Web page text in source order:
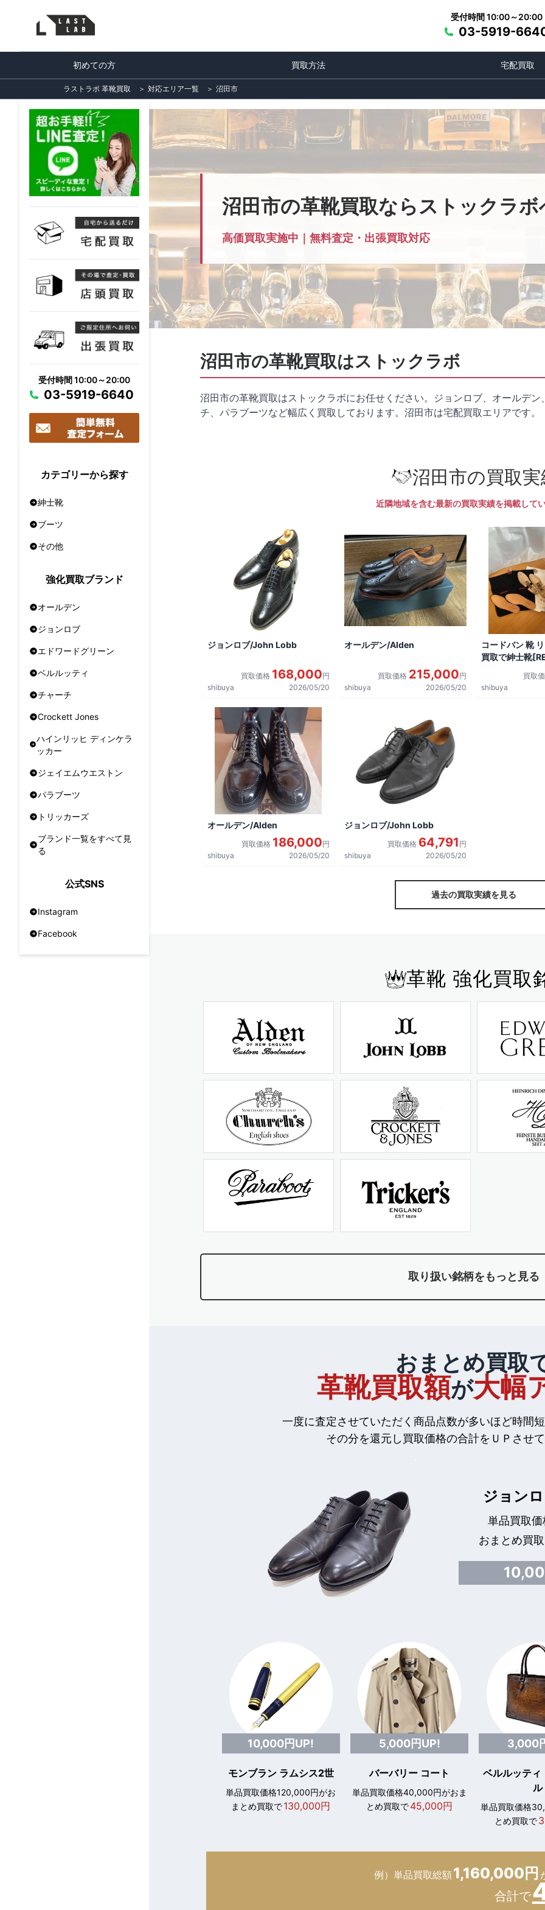
受付時間 10:00～20:00
03-5919-
初めての方 買取方法 宅配買取
ラストラボ 革靴買取 ＞ 対応エリア一覧 ＞ 沼田市
受付時間 10:00～20:00
03-5919-6640
カテゴリーから探す
紳士靴
ブーツ
その他
強化買取ブランド
オールデン
ジョンロブ
エドワードグリーン
ベルルッティ
チャーチ
Crockett Jones
ハインリッヒ ディンケラ
ッカー
ジェイエムウエストン
パラブーツ
トリッカーズ
ブランド一覧をすべて見
る
公式SNS
Instagram
Facebook
沼田市の革靴買取ならストックラボ
高価買取実施中｜無料査定・出張買取対応
沼田市の革靴買取はストックラボ
沼田市の革靴買取はストックラボにお任せください。ジョンロブ、オールデ
チ、パラブーツなど幅広く買取しております。沼田市は宅配買取エリアです。
沼田市の買取実
近隣地域を含む最新の買取実績を掲載して
ジョンロブ/John Lobb
買取価格 168,000円
shibuya
2026/05/20
オールデン/Alden
買取価格 215,000円
shibuya
2026/05/20
コードバン 靴
買取で紳士靴
買取
shibuya
オールデン/Alden
買取価格 186,000円
shibuya
2026/05/20
ジョンロブ/John Lobb
買取価格 64,791 円
shibuya
2026/05/20
過去の買取実績を見る
革靴 強化買取
取り扱い銘柄をもっと見る
おまとめ買取
革靴買取額が大幅
一度に査定させていただく商品点数が多いほど時間
その分を還元し買取価格の合計をＵＰさせ
ジョン
単品買取
おまとめ買
10,000円UP!
モンブラン ラムシス2世
単品買取価格120,000円がお
まとめ買取で130,000円
5,000円UP!
バーバリー コート
単品買取価格40,000円がおま
とめ買取で45,000円
3,000
ベルルッティ
ル
単品買取価格
とめ買取で
例）単品買取総額1,160,000円
合計で